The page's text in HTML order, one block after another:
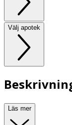
Välj apotek
Läs mer